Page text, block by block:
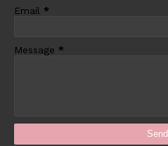
Email *
Message *